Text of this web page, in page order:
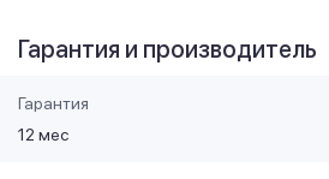
Гарантия и производитель
Гарантия
12 мес